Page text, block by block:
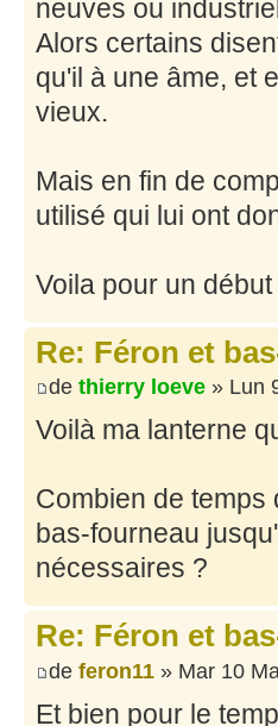
neuves ou
Alors certains
qu'il à une âme, et
vieux.
Mais en fin de
utilisé qui lui ont
Voila pour un
Re: Féron et
de thierry loeve » Lun
Voilà ma lanterne
Combien de
bas-fourneau
nécessaires ?
Re: Féron et
de feron11 » Mar 10
Et bien pour le